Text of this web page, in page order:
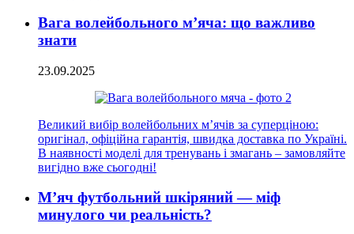
Вага волейбольного м’яча: що важливо
знати
23.09.2025
Великий вибір волейбольних м’ячів за суперціною:
оригінал, офіційна гарантія, швидка доставка по Україні.
В наявності моделі для тренувань і змагань – замовляйте
вигідно вже сьогодні!
М’яч футбольний шкіряний — міф
минулого чи реальність?